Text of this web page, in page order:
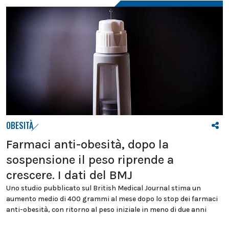
OBESITÀ
Farmaci anti-obesità, dopo la
sospensione il peso riprende a
crescere. I dati del BMJ
Uno studio pubblicato sul British Medical Journal stima un
aumento medio di 400 grammi al mese dopo lo stop dei farmaci
anti-obesità, con ritorno al peso iniziale in meno di due anni